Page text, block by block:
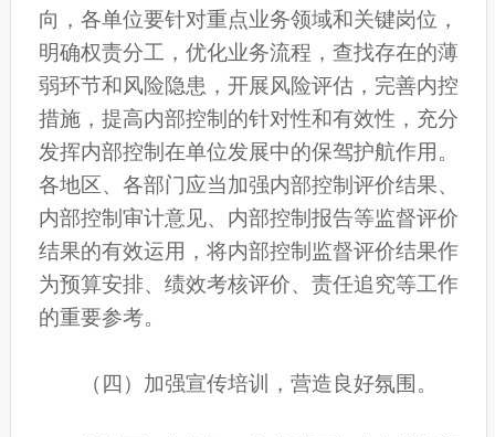
向，各单位要针对重点业务领域和关键岗位，
明确权责分工，优化业务流程，查找存在的薄
弱环节和风险隐患，开展风险评估，完善内控
措施，提高内部控制的针对性和有效性，充分
发挥内部控制在单位发展中的保驾护航作用。
各地区、各部门应当加强内部控制评价结果、
内部控制审计意见、内部控制报告等监督评价
结果的有效运用，将内部控制监督评价结果作
为预算安排、绩效考核评价、责任追究等工作
的重要参考。
（四）加强宣传培训，营造良好氛围。